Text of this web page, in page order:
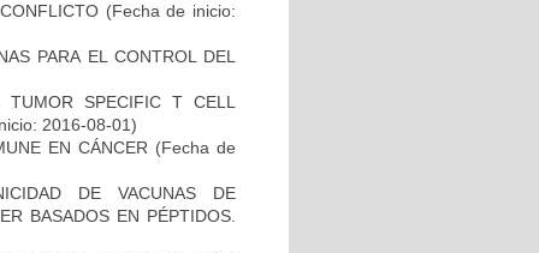
(Fecha de inicio:
PARA EL CONTROL DEL
TUMOR SPECIFIC T CELL
2016-08-01)
EN CÁNCER (Fecha de
DE VACUNAS DE
BASADOS EN PÉPTIDOS.